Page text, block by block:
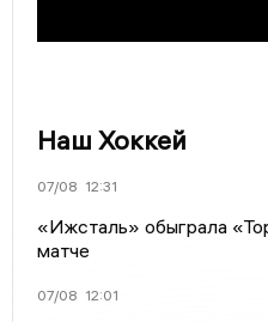
Наш Хоккей
07/08 12:31
«Ижсталь» обыграла
матче
07/08 12:01